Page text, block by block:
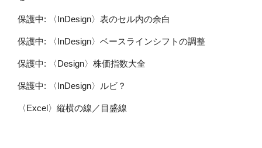
保護中: 〈InDesign〉表のセル内の余白
保護中: 〈InDesign〉ベースラインシフトの調整
保護中: 〈Design〉株価指数大全
保護中: 〈InDesign〉ルビ？
〈Excel〉縦横の線／目盛線